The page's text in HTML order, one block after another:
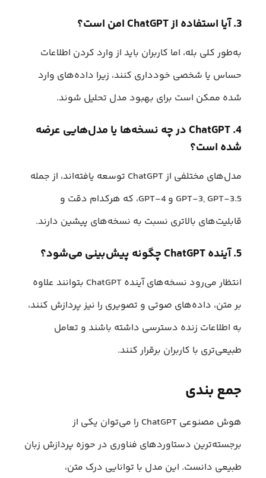
3. آیا استفاده از ChatGPT امن است؟
به‌طور کلی بله، اما کاربران باید از وارد کردن اطلاعات
حساس یا شخصی خودداری کنند، زیرا داده‌های وارد
شده ممکن است برای بهبود مدل تحلیل شوند.
4. ChatGPT در چه نسخه‌ها یا مدل‌هایی عرضه
شده است؟
مدل‌های مختلفی از ChatGPT توسعه یافته‌اند، از جمله
GPT-3, GPT-3.5 و GPT-4، که هرکدام دقت و
قابلیت‌های بالاتری نسبت به نسخه‌های پیشین دارند.
5. آینده ChatGPT چگونه پیش‌بینی می‌شود؟
انتظار می‌رود نسخه‌های آینده ChatGPT بتوانند علاوه
بر متن، داده‌های صوتی و تصویری را نیز پردازش کنند،
به اطلاعات زنده دسترسی داشته باشند و تعامل
طبیعی‌تری با کاربران برقرار کنند.
جمع بندی
هوش مصنوعی ChatGPT را می‌توان یکی از
برجسته‌ترین دستاوردهای فناوری در حوزه‌ پردازش زبان
طبیعی دانست. این مدل با توانایی درک متن،